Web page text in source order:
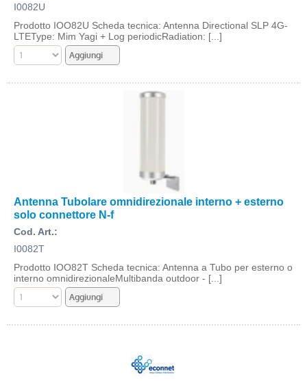
I0082U
Prodotto IOO82U Scheda tecnica: Antenna Directional SLP 4G-
LTEType: Mim Yagi + Log periodicRadiation: [...]
Antenna Tubolare omnidirezionale interno + esterno
solo connettore N-f
Cod. Art.:
I0082T
Prodotto IOO82T Scheda tecnica: Antenna a Tubo per esterno o
interno omnidirezionaleMultibanda outdoor - [...]